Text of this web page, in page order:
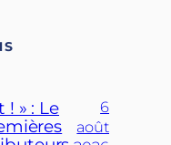
» : Le
6
août